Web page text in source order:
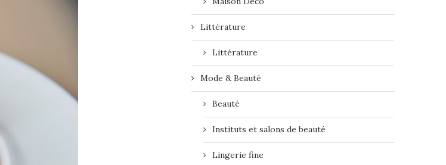
Littérature
Littérature
Mode & Beauté
Beauté
Instituts et salons de beauté
Lingerie fine